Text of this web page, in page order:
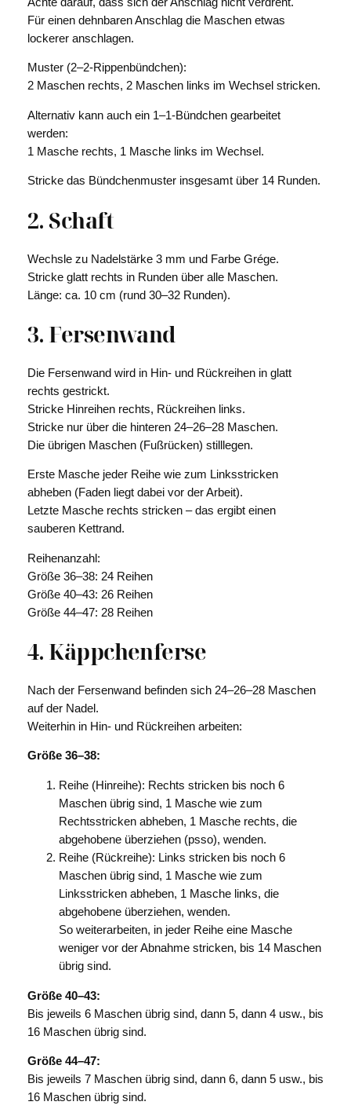
Für einen dehnbaren Anschlag die Maschen etwas
lockerer anschlagen.
Muster (2–2-Rippenbündchen):
2 Maschen rechts, 2 Maschen links im Wechsel stricken.
Alternativ kann auch ein 1–1-Bündchen gearbeitet
werden:
1 Masche rechts, 1 Masche links im Wechsel.
Stricke das Bündchenmuster insgesamt über 14 Runden.
2. Schaft
Wechsle zu Nadelstärke 3 mm und Farbe Grége.
Stricke glatt rechts in Runden über alle Maschen.
Länge: ca. 10 cm (rund 30–32 Runden).
3. Fersenwand
Die Fersenwand wird in Hin- und Rückreihen in glatt
rechts gestrickt.
Stricke Hinreihen rechts, Rückreihen links.
Stricke nur über die hinteren 24–26–28 Maschen.
Die übrigen Maschen (Fußrücken) stilllegen.
Erste Masche jeder Reihe wie zum Linksstricken
abheben (Faden liegt dabei vor der Arbeit).
Letzte Masche rechts stricken – das ergibt einen
sauberen Kettrand.
Reihenanzahl:
Größe 36–38: 24 Reihen
Größe 40–43: 26 Reihen
Größe 44–47: 28 Reihen
4. Käppchenferse
Nach der Fersenwand befinden sich 24–26–28 Maschen
auf der Nadel.
Weiterhin in Hin- und Rückreihen arbeiten:
Größe 36–38:
Reihe (Hinreihe): Rechts stricken bis noch 6
Maschen übrig sind, 1 Masche wie zum
Rechtsstricken abheben, 1 Masche rechts, die
abgehobene überziehen (psso), wenden.
Reihe (Rückreihe): Links stricken bis noch 6
Maschen übrig sind, 1 Masche wie zum
Linksstricken abheben, 1 Masche links, die
abgehobene überziehen, wenden.
So weiterarbeiten, in jeder Reihe eine Masche
weniger vor der Abnahme stricken, bis 14 Maschen
übrig sind.
Größe 40–43:
Bis jeweils 6 Maschen übrig sind, dann 5, dann 4 usw., bis
16 Maschen übrig sind.
Größe 44–47:
Bis jeweils 7 Maschen übrig sind, dann 6, dann 5 usw., bis
16 Maschen übrig sind.